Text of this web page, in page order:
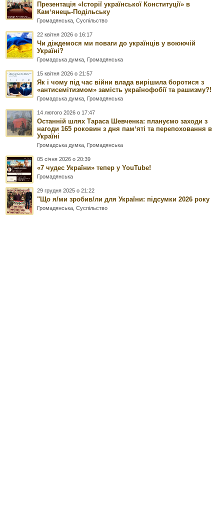
Презентація «Історії української Конституції» в
Камʼянець-Подільську
Громадянська ,Суспільство
22 квітня 2026 о 16:17
Чи діждемося ми поваги до українців у воюючій
Україні?
Громадська думка Громадянська
15 квітня 2026 о 21:57
Як і чому під час війни влада вирішила боротися з
«антисемітизмом» замість українофобії та рашизму?!
Громадська думка Громадянська
14 лютого 2026 о 17:47
Останній шлях Тараса Шевченка: плануємо заходи з
нагоди 165 роковин з дня памʼяті та перепоховання в
Україні
Громадська думка Громадянська
05 січня 2026 о 20:39
«7 чудес України» тепер у YouTube!
Громадянська
29 грудня 2025 о 21:22
"Що я/ми зробив/ли для України: підсумки 2026 року
Громадянська ,Суспільство